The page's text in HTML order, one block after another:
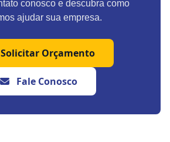
conosco e descubra como
ajudar sua empresa.
Solicitar Orçamento
Fale Conosco